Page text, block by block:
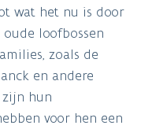
wat het nu is door
loofbossen
zoals de
en andere
zijn hun
voor hen een